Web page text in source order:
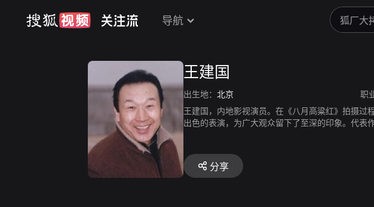
导航
王建国
出生地： 北京 职
王建国，内地影视演员。在《八月高粱红》拍摄过
出色的表演，为广大观众留下了至深的印象。代表
分享